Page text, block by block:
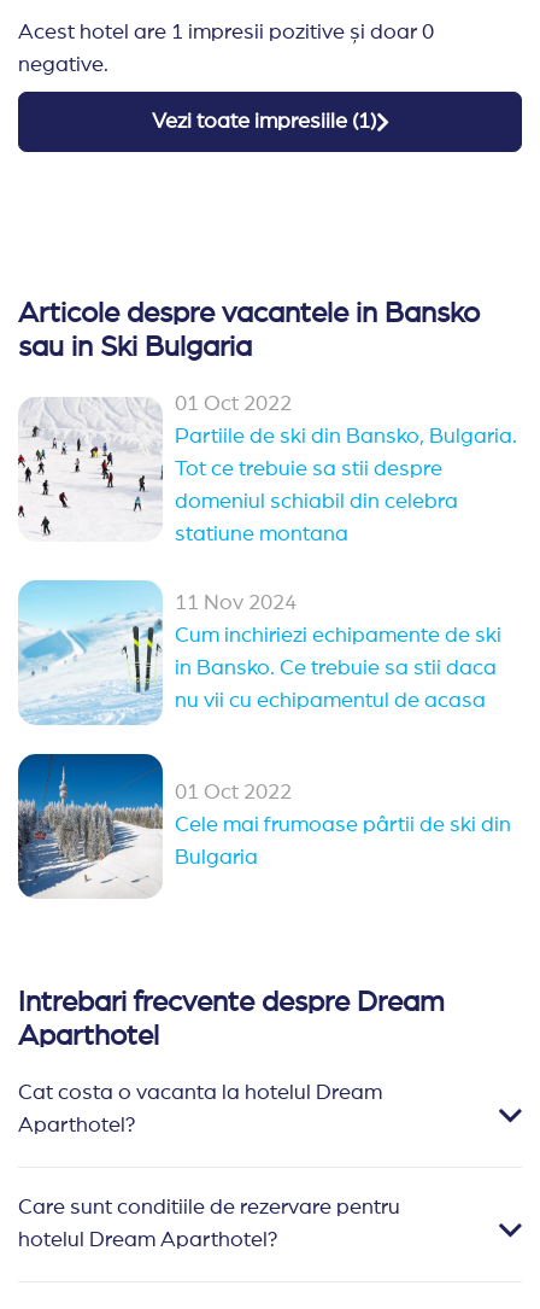
Acest hotel are 1 impresii pozitive și doar 0
negative.
Vezi toate impresiile (1)
Articole despre vacantele in Bansko
sau in Ski Bulgaria
01 Oct 2022
Partiile de ski din Bansko, Bulgaria.
Tot ce trebuie sa stii despre
domeniul schiabil din celebra
statiune montana
11 Nov 2024
Cum inchiriezi echipamente de ski
in Bansko. Ce trebuie sa stii daca
nu vii cu echipamentul de acasa
01 Oct 2022
Cele mai frumoase pârtii de ski din
Bulgaria
Intrebari frecvente despre Dream
Aparthotel
Cat costa o vacanta la hotelul Dream
Aparthotel?
Care sunt conditiile de rezervare pentru
hotelul Dream Aparthotel?